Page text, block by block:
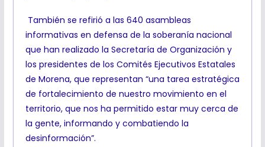
También se refirió a las 640 asambleas
informativas en defensa de la soberanía nacional
que han realizado la Secretaría de Organización y
los presidentes de los Comités Ejecutivos Estatales
de Morena, que representan “una tarea estratégica
de fortalecimiento de nuestro movimiento en el
territorio, que nos ha permitido estar muy cerca de
la gente, informando y combatiendo la
desinformación”.